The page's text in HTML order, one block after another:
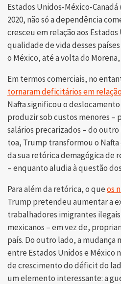
Estados Unidos-México-
2020, não só a dependência
cresceu em relação aos
qualidade de vida desses
o México, até a volta do
Em termos comerciais, no
tornaram deficitários em
Nafta significou o
produzir sob custos menores –
salários precarizados – do
toa, Trump transformou o
da sua retórica demagógica de
– enquanto aludia à questão
Para além da retórica, o queos
Trump pretendeu aumentar a
trabalhadores imigrantes
mexicanos – em vez de,
país. Do outro lado, a mudança
entre Estados Unidos e México
de crescimento do déficit do
um elemento interessante: a